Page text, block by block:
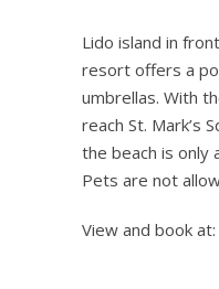
Lido island in
resort offers a
umbrellas. With
reach St. Mark’s
the beach is only
Pets are not
View and book at: